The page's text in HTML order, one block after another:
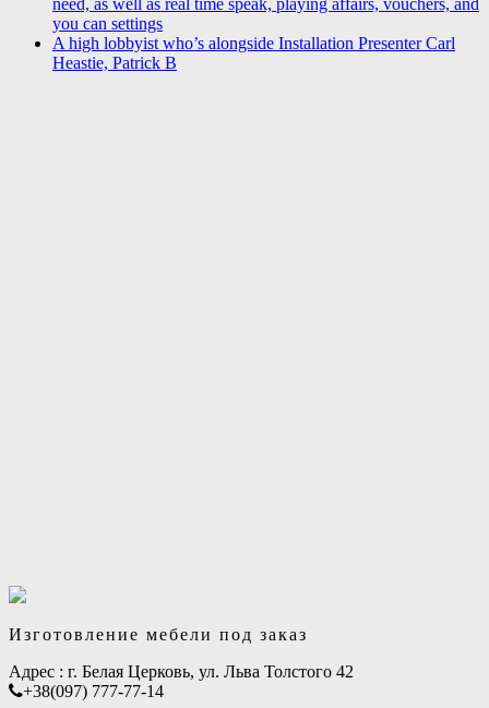
you can settings
A high lobbyist who’s alongside Installation Presenter Carl
Heastie, Patrick B
Изготовление мебели под заказ
Адрес : г. Белая Церковь, ул. Льва Толстого 42
+38(097) 777-77-14